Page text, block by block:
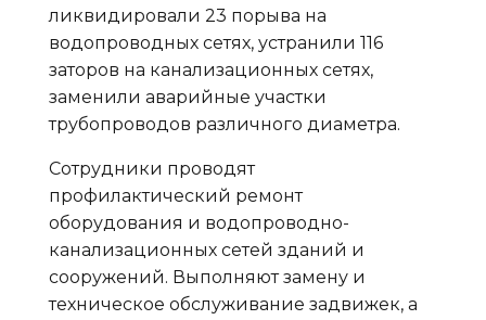
ликвидировали 23 порыва на
водопроводных сетях, устранили 116
заторов на канализационных сетях,
заменили аварийные участки
трубопроводов различного диаметра.
Сотрудники проводят
профилактический ремонт
оборудования и водопроводно-
канализационных сетей зданий и
сооружений. Выполняют замену и
техническое обслуживание задвижек, а